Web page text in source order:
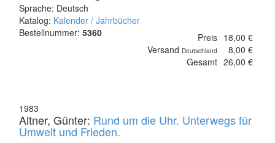
Sprache: Deutsch
Katalog: Kalender / Jahrbücher
Bestellnummer: 5360 Preis 18,00 €
Versand Deutschland
8,00 €
Gesamt 26,00 €
1983
Altner, Günter: Rund um die Uhr. Unterwegs für
Umwelt und Frieden.